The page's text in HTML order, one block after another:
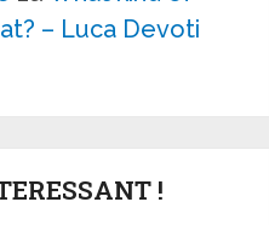
– Luca Devoti
!